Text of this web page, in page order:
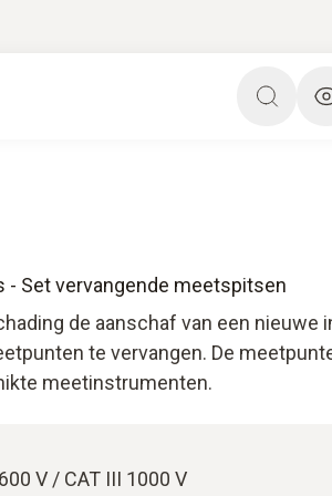
Set vervangende meetspitsen
de aanschaf van een nieuwe
te vervangen. De
meetinstrumenten.
V / CAT III 1000 V